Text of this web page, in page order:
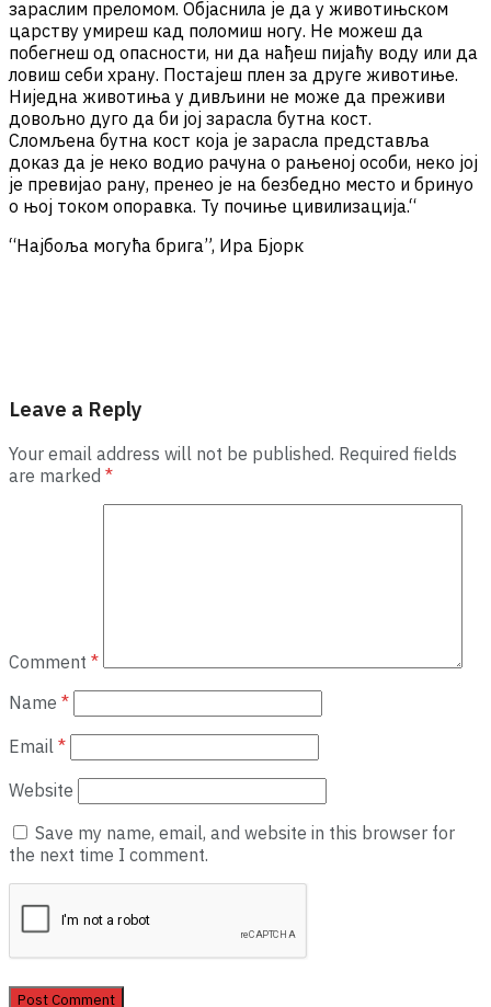
зараслим преломом. Објаснила је да у животињском
царству умиреш кад поломиш ногу. Не можеш да
побегнеш од опасности, ни да нађеш пијаћу воду или да
ловиш себи храну. Постајеш плен за друге животиње.
Ниједна животиња у дивљини не може да преживи
довољно дуго да би јој зарасла бутна кост.
Сломљена бутна кост која је зарасла представља
доказ да је неко водио рачуна о рањеној особи, неко јој
је превијао рану, пренео је на безбедно место и бринуо
о њој током опоравка. Ту почиње цивилизација.“
“Најбоља могућа брига”, Ирa Бјорк
Leave a Reply
Your email address will not be published. Required fields
are marked *
Comment *
Name *
Email *
Website
Save my name, email, and website in this browser for
the next time I comment.